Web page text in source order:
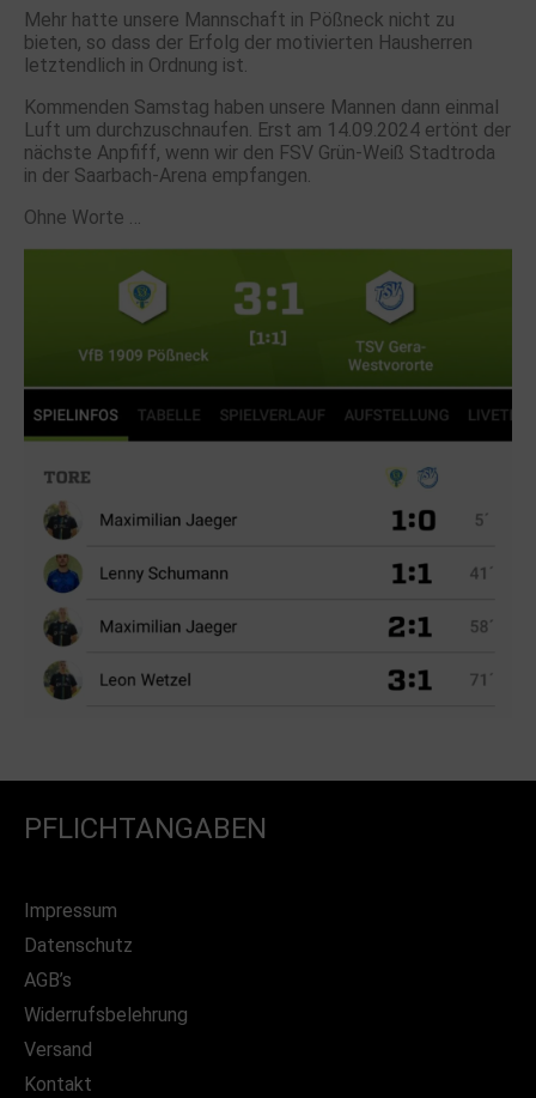
Mehr hatte unsere Mannschaft in Pößneck nicht zu
bieten, so dass der Erfolg der motivierten Hausherren
letztendlich in Ordnung ist.
Kommenden Samstag haben unsere Mannen dann einmal
Luft um durchzuschnaufen. Erst am 14.09.2024 ertönt der
nächste Anpfiff, wenn wir den FSV Grün-Weiß Stadtroda
in der Saarbach-Arena empfangen.
Ohne Worte …
PFLICHTANGABEN
Impressum
Datenschutz
AGB’s
Widerrufsbelehrung
Versand
Kontakt